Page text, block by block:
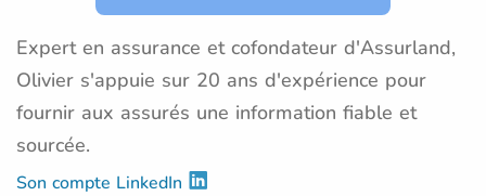
Expert en assurance et cofondateur d'Assurland,
Olivier s'appuie sur 20 ans d'expérience pour
fournir aux assurés une information fiable et
sourcée.
Son compte LinkedIn